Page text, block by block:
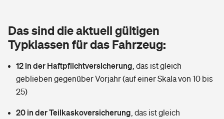
Tools
Wer versichert was: Jetzt Versicherer finden
Sie haben Fragen?
Glasversicherung
Mietkautionsversicherung
Restkreditversicherung
Kinderunfall­ver­si­che­rung
Kinderinvalidität
Dread-Disease-Versicherung
Tierkrankenversicherung
Zur Übersicht
Das sind die aktuell gültigen
Typklassen für das Fahrzeug:
12 in der Haftpflichtversicherung das ist gleich
geblieben gegenüber Vorjahr (auf einer Skala von 10 bis
25)
20 in der Teilkaskoversicherung das ist gleich